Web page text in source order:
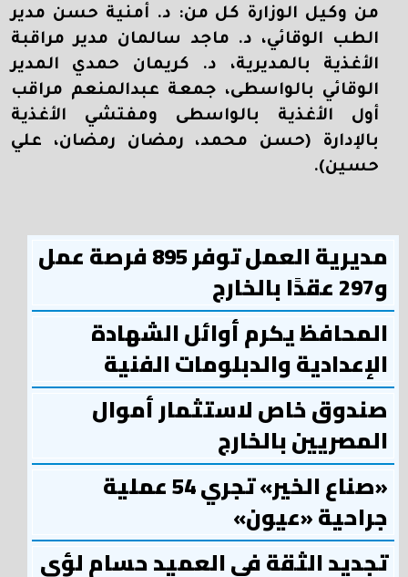
من وكيل الوزارة كل من: د. أمنية حسن مدير
الطب الوقائي، د. ماجد سالمان مدير مراقبة
الأغذية بالمديرية، د. كريمان حمدي المدير
الوقائي بالواسطى، جمعة عبدالمنعم مراقب
أول الأغذية بالواسطى ومفتشي الأغذية
بالإدارة (حسن محمد، رمضان رمضان، علي
حسين).
مديرية العمل توفر 895 فرصة عمل
و297 عقدًا بالخارج
المحافظ يكرم أوائل الشهادة
الإعدادية والدبلومات الفنية
صندوق خاص لاستثمار أموال
المصريين بالخارج
«صناع الخير» تجري 54 عملية
جراحية «عيون»
تجديد الثقة في العميد حسام لؤي